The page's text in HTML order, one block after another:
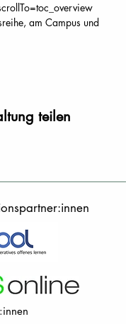
am Campus und
teilen